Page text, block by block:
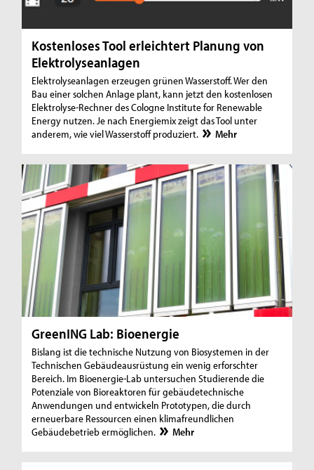
Kostenloses Tool erleichtert Planung von
Elektrolyseanlagen
Elektrolyseanlagen erzeugen grünen Wasserstoff. Wer den
Bau einer solchen Anlage plant, kann jetzt den kostenlosen
Elektrolyse-Rechner des Cologne Institute for Renewable
Energy nutzen. Je nach Energiemix zeigt das Tool unter
anderem, wie viel Wasserstoff produziert.
Mehr
GreenING Lab: Bioenergie
Bislang ist die technische Nutzung von Biosystemen in der
Technischen Gebäudeausrüstung ein wenig erforschter
Bereich. Im Bioenergie-Lab untersuchen Studierende die
Potenziale von Bioreakto­ren für gebäudetechni­sche
Anwendungen und entwickeln Prototypen, die durch
erneuerbare Ressourcen einen klimafreundlichen
Gebäudebe­trieb ermöglichen.
Mehr